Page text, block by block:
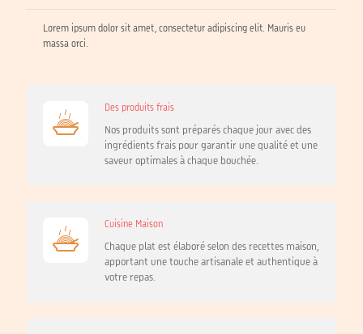
Lorem ipsum dolor sit amet, consectetur adipiscing elit. Mauris eu
massa orci.
Des produits frais
Nos produits sont préparés chaque jour avec des
ingrédients frais pour garantir une qualité et une
saveur optimales à chaque bouchée.
Cuisine Maison
Chaque plat est élaboré selon des recettes maison,
apportant une touche artisanale et authentique à
votre repas.